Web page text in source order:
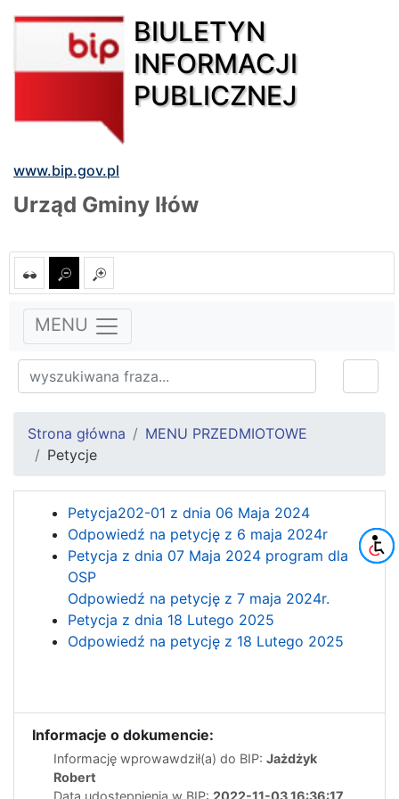
BIULETYN
INFORMACJI
PUBLICZNEJ
www.bip.gov.pl
Urząd Gminy Iłów
MENU
Strona główna
MENU PRZEDMIOTOWE
Petycje
Petycja202-01 z dnia 06 Maja 2024
Odpowiedź na petycję z 6 maja 2024r
Petycja z dnia 07 Maja 2024 program dla
OSP
Odpowiedź na petycję z 7 maja 2024r.
Petycja z dnia 18 Lutego 2025
Odpowiedź na petycję z 18 Lutego 2025
Informacje o dokumencie:
Informację wprowawdził(a) do BIP: Jażdżyk
Robert
Data udostępnienia w BIP: 2022-11-03 16:36:17